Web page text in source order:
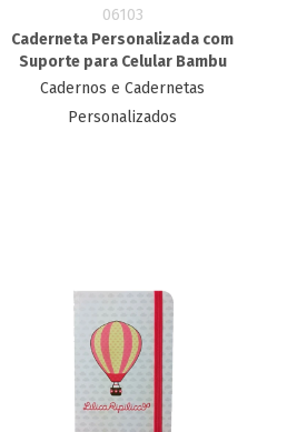
06103
Caderneta Personalizada com
Suporte para Celular Bambu
Cadernos e Cadernetas
Personalizados